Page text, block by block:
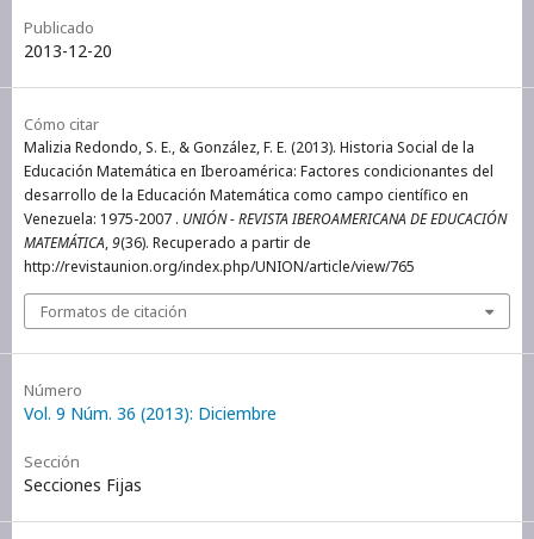
Publicado
2013-12-20
Cómo citar
Malizia Redondo, S. E., & González, F. E. (2013). Historia Social de la
Educación Matemática en Iberoamérica: Factores condicionantes del
desarrollo de la Educación Matemática como campo científico en
Venezuela: 1975-2007 . UNIÓN - REVISTA IBEROAMERICANA DE EDUCACIÓN
MATEMÁTICA,9(36). Recuperado a partir de
http://revistaunion.org/index.php/UNION/article/view/765
Formatos de citación
Número
Vol. 9 Núm. 36 (2013): Diciembre
Sección
Secciones Fijas